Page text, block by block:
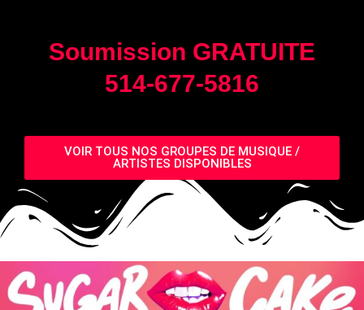
Soumission GRATUITE
514-677-5816
VOIR TOUS NOS GROUPES DE MUSIQUE /
ARTISTES DISPONIBLES